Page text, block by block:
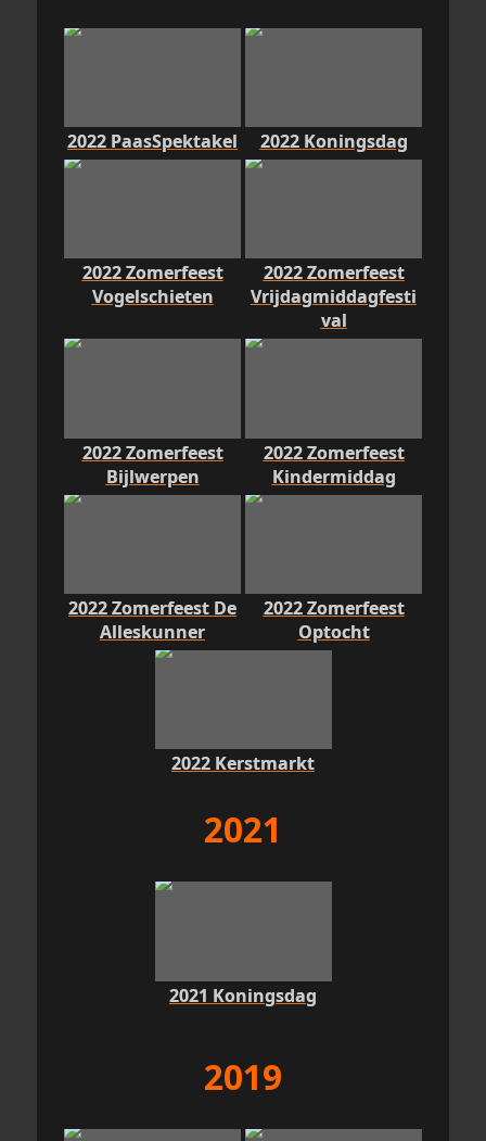
2022 PaasSpektakel 2022 Koningsdag
2022 Zomerfeest
Vogelschieten
2022 Zomerfeest
Vrijdagmiddagfesti
val
2022 Zomerfeest
Bijlwerpen
2022 Zomerfeest
Kindermiddag
2022 Zomerfeest De
Alleskunner
2022 Zomerfeest
Optocht
2022 Kerstmarkt
2021
2021 Koningsdag
2019